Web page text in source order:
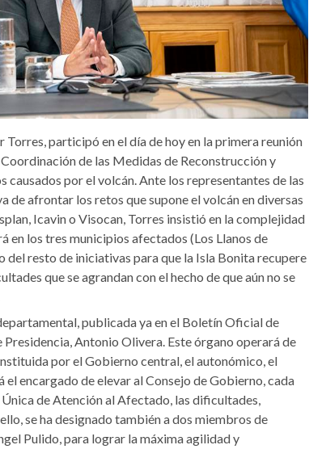
participó en el día de hoy en la primera reunión
de las Medidas de Reconstrucción y
causados por el volcán. Ante los representantes de las
de afrontar los retos que supone el volcán en diversas
Icavin o Visocan, Torres insistió en la complejidad
en los tres municipios afectados (Los Llanos de
del resto de iniciativas para que la Isla Bonita recupere
que se agrandan con el hecho de que aún no se
publicada ya en el Boletín Oficial de
Presidencia, Antonio Olivera. Este órgano operará de
por el Gobierno central, el autonómico, el
encargado de elevar al Consejo de Gobierno, cada
de Atención al Afectado, las dificultades,
se ha designado también a dos miembros de
Pulido, para lograr la máxima agilidad y